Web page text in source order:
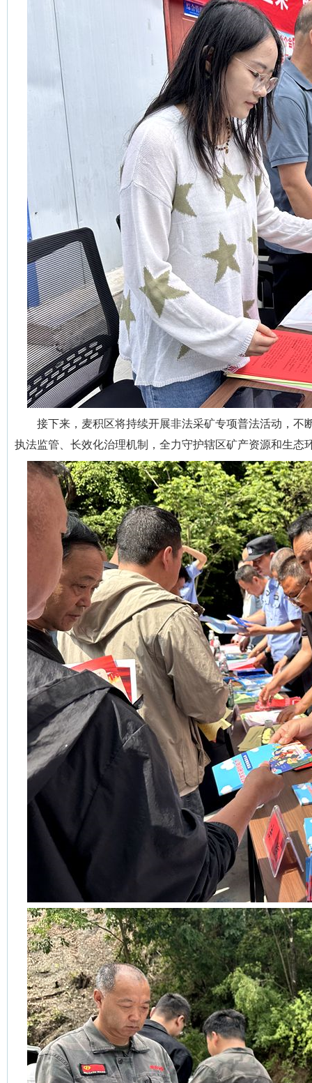
接下来，麦积区将持续开展非法采矿专项普法活动，
执法监管、长效化治理机制，全力守护辖区矿产资源和生